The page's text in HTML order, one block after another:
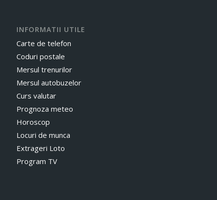
INFORMATII UTILE
Carte de telefon
Coduri postale
Mersul trenurilor
Mersul autobuzelor
Curs valutar
Prognoza meteo
Horoscop
Locuri de munca
Extrageri Loto
Program TV